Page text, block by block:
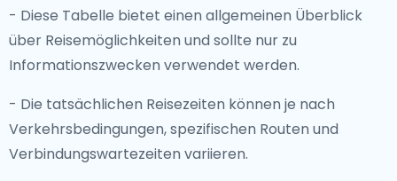
- Diese Tabelle bietet einen allgemeinen Überblick
über Reisemöglichkeiten und sollte nur zu
Informationszwecken verwendet werden.
- Die tatsächlichen Reisezeiten können je nach
Verkehrsbedingungen, spezifischen Routen und
Verbindungswartezeiten variieren.